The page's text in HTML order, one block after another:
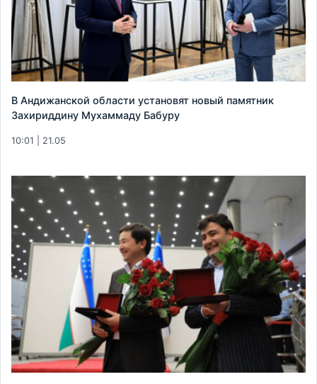
В Андижанской области установят новый памятник
Захириддину Мухаммаду Бабуру
10:01 | 21.05